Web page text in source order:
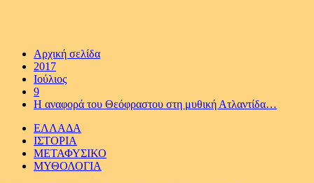
Αρχική σελίδα
2017
Ιούλιος
9
Η αναφορά του Θεόφραστου στη μυθική Ατλαντίδα…
ΕΛΛΑΔΑ
ΙΣΤΟΡΙΑ
ΜΕΤΑΦΥΣΙΚΟ
ΜΥΘΟΛΟΓΙΑ